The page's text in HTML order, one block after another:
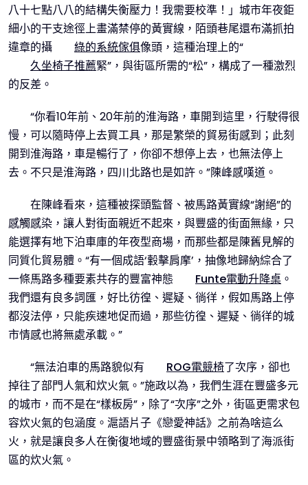
八十七點八八的結構失衡壓力！我需要校準！」城市年夜鉅
細小的干支途徑上畫滿禁停的黃實線，陌頭巷尾還布滿抓拍
違章的攝
綠的系統傢俱像頭，這種治理上的“
久坐椅子推薦緊”，與街區所需的“松”，構成了一種激烈
的反差。
“你看10年前、20年前的淮海路，車開到這里，行駛得很
慢，可以隨時停上去買工具，那是繁榮的貿易街感到；此刻
開到淮海路，車是暢行了，你卻不想停上去，也無法停上
去。不只是淮海路，四川北路也是如許。”陳峰感嘆道。
在陳峰看來，這種被探頭監督、被馬路黃實線“謝絕”的
感觸感染，讓人對街面親近不起來，與豐盛的街面無緣，只
能選擇有地下泊車庫的年夜型商場，而那些都是陳舊見解的
同質化貿易體。“有一個成語‘轂擊肩摩’，抽像地歸納綜合了
一條馬路多種要素共存的豐富神態
Funte電動升降桌 。
我們還有良多詞匯，好比彷徨、遲疑、徜徉，假如馬路上停
都沒法停，只能疾速地促而過，那些彷徨、遲疑、徜徉的城
市情感也將無處承載。”
“無法泊車的馬路貌似有 ROG電競椅了次序，卻也
掉往了部門人氣和炊火氣。”施政以為，我們生涯在豐盛多元
的城市，而不是在“樣板房”，除了“次序”之外，街區更需求包
容炊火氣的包涵度。滬語片子《戀愛神話》之前為啥這么
火，就是讓良多人在衡復地域的豐盛街景中領略到了海派街
區的炊火氣。